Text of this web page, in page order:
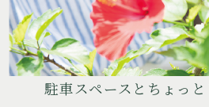
駐車スペースとちょっ